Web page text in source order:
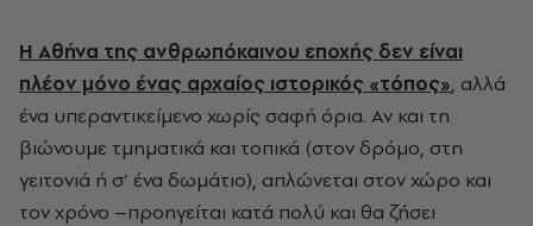
Η Αθήνα της ανθρωπόκαινου εποχής δεν είναι
πλέον μόνο ένας αρχαίος ιστορικός «τόπος», αλλά
ένα υπεραντικείμενο χωρίς σαφή όρια. Αν και τη
βιώνουμε τμηματικά και τοπικά (στον δρόμο, στη
γειτονιά ή σ’ ένα δωμάτιο), απλώνεται στον χώρο και
τον χρόνο –προηγείται κατά πολύ και θα ζήσει